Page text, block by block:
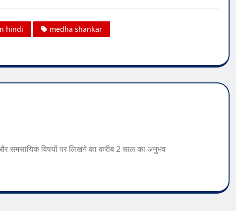
hindi
medha shankar
समसायिक विषयों पर लिखने का करीब 2 साल का अनुभव